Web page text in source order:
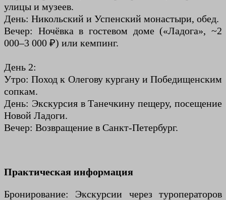
улицы и музеев.
День: Никольский и Успенский монастыри, обед.
Вечер: Ночёвка в гостевом доме («Ладога», ~2
000–3 000 ₽) или кемпинг.
День 2:
Утро: Поход к Олегову кургану и Победищенским
сопкам.
День: Экскурсия в Танечкину пещеру, посещение
Новой Ладоги.
Вечер: Возвращение в Санкт-Петербург.
Практическая информация
Бронирование: Экскурсии через туроператоров